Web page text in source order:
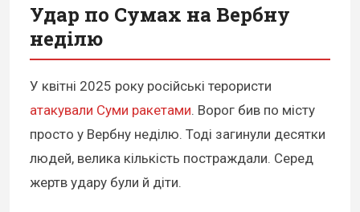
Удар по Сумах на Вербну
неділю
У квітні 2025 року російські терористи
атакували Суми ракетами. Ворог бив по місту
просто у Вербну неділю. Тоді загинули десятки
людей, велика кількість постраждали. Серед
жертв удару були й діти.